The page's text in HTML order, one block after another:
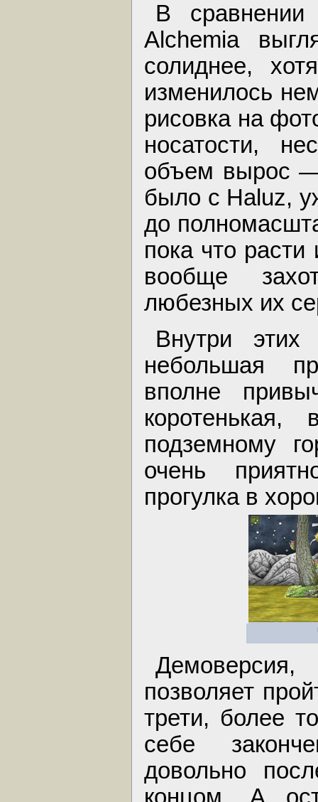
В
Alchemia
солиднее,
изменилось
рисовка на
носатости,
объем вырос —
было с Haluz,
до
пока что
вообще
любезных их
Внутри этих
небольшая
вполне
подземному
очень
прогулка в
позволяет
трети, более
себе
довольно